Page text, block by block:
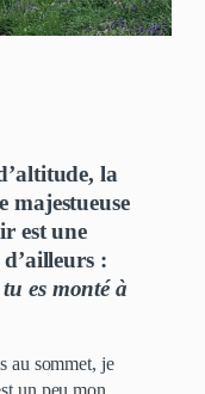
la
majestueuse
est une
:
es monté à
au sommet, je